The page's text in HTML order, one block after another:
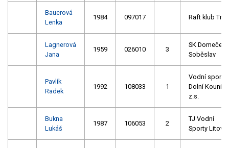
Bauerová
Lenka
1984 097017 Raft klub
Lagnerová
Jana
1959 026010 3
SK Domeček
Soběslav
Pavlík
Radek
1992 108033 1
Vodní sporty
Dolní
z.s.
Bukna
Lukáš
1987 106053 2
TJ Vodní
Sporty Litovel